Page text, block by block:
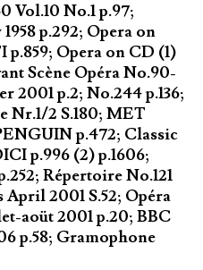
Vol.10 No.1 p.97;
p.292; Opera on
Opera on CD (1)
Scène Opéra No.90-
2001 p.2; No.244 p.136;
Nr.1/2 S.180; MET
p.472; Classic
p.996 (2) p.1606;
Répertoire No.121
April 2001 S.52; Opéra
aoüt 2001 p.20; BBC
p.58; Gramophone